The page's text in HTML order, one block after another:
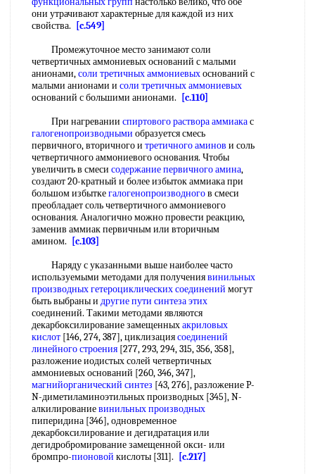
они утрачивают характерные для каждой из них
свойства.
[c.549]
Промежуточное место занимают соли
четвертичных аммониевых оснований с малыми
анионами,соли третичных аммониевыхоснований с
малыми анионами и соли третичных аммониевых
оснований с большими анионами.
[c.110]
При нагревании спиртового раствора аммиакас
галогенопроизводными образуется смесь
первичного, вторичного и третичного аминов и соль
четвертичного аммониевого основания. Чтобы
увеличить в смеси содержание первичного амина,
создают 20-кратный и более избыток аммиака при
большом избыткегалогенопроизводногов смеси
преобладает соль четвертичного аммониевого
основания. Аналогично можно провести реакцию,
заменив аммиак первичным или вторичным
амином.
[c.103]
Наряду с указанными выше наиболее часто
используемыми методами для получениявинильных
производных гетероциклических соединений могут
быть выбраны и другие пути синтеза этих
соединений. Такими методами являются
декарбоксилирование замещенныхакриловых
кислот [146, 274, 387], циклизациясоединений
линейного строения [277, 293, 294, 315, 356, 358],
разложение иодистых солей четвертичных
аммониевых оснований [260, 346, 347],
магнийорганический синтез [43, 276], разложение P-
N-диметиламиноэтильных производных [345], N-
алкилированиевинильных производных
пиперидина [346], одновременное
декарбоксилирование и дегидратация или
дегидробромирование замещенной окси- или
бромпро-пионовой кислоты [311].
[c.217]